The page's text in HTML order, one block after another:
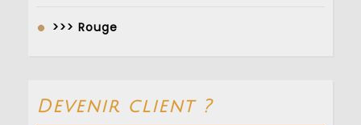
>>> Rouge
Devenir client ?